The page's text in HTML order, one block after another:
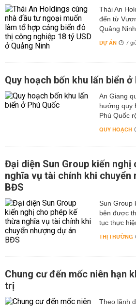
Thái An
đến từ
Quảng
DỰ ÁN 7
Quy hoạch bốn khu lấn biển ở
An Giang
hướng quy
Phú Quốc
QUY HOẠCH
Đại diện Sun Group kiến nghị
nghĩa vụ tài chính khi chuyển
BĐS
Sun Group
bên được
tục thực
THỊ TRƯỜNG
Chung cư đến mốc niên hạn
trị
Theo lãnh